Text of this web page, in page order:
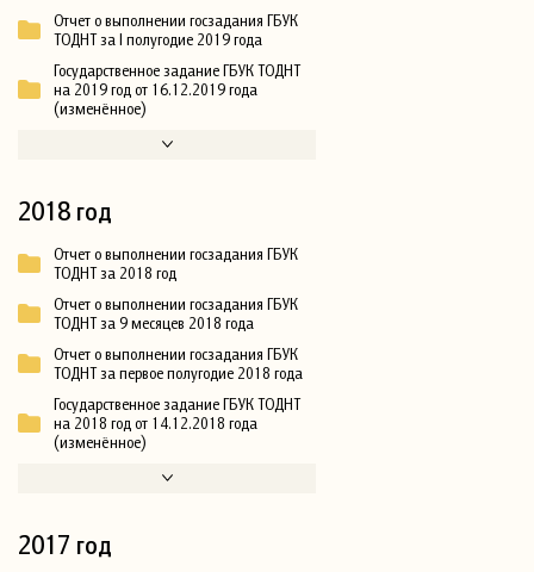
Отчет о выполнении госзадания ГБУК
ТОДНТ за I полугодие 2019 года
Государственное задание ГБУК ТОДНТ
на 2019 год от 16.12.2019 года
(изменённое)
2018 год
Отчет о выполнении госзадания ГБУК
ТОДНТ за 2018 год
Отчет о выполнении госзадания ГБУК
ТОДНТ за 9 месяцев 2018 года
Отчет о выполнении госзадания ГБУК
ТОДНТ за первое полугодие 2018 года
Государственное задание ГБУК ТОДНТ
на 2018 год от 14.12.2018 года
(изменённое)
2017 год